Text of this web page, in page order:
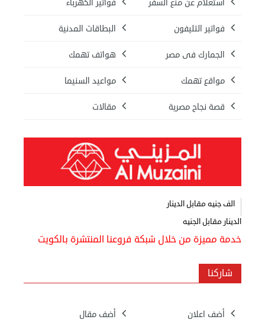
استعلام عن منع السفر فواتير الكهرباء
فواتير التليفون البطاقات المدنية
الجمارك فى مصر هواتف تهمك
مواقع تهمك مواعيد السنيما
قصة نجاح مصرية مقالات
الف جنيه مقابل الدينار
الدينار مقابل الجنيه
خدمة مميزة من خلال شبكة فروعنا المنتشرة بالكويت
شاركنا
أضف اعلان أضف مقال
نقل عفش المنطقه العاشره 50636444 فك وتركيب ...